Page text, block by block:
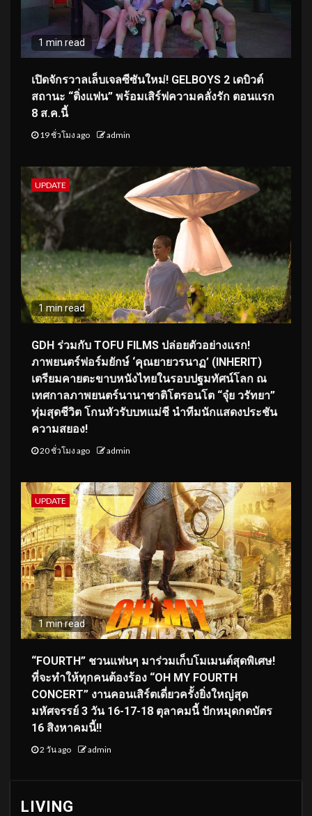
1 min read
เปิดจักรวาลเล็บเจลซีซันใหม่! GELBOYS 2 เดบิวต์
สถานะ “ติ่งแฟน” พร้อมเสิร์ฟความคลั่งรัก ตอนแรก
8 ส.ค.นี้
19 ชั่วโมง ago admin
UPDATE
1 min read
GDH ร่วมกับ TOFU FILMS ปล่อยตัวอย่างแรก!
ภาพยนตร์ฟอร์มยักษ์ ‘คุณยายวรนาฏ’ (INHERIT)
เตรียมคายตะขาบหนังไทยในรอบปฐมทัศน์โลก ณ
เทศกาลภาพยนตร์นานาชาติโตรอนโต “จุ๋ย วรัทยา”
ทุ่มสุดชีวิต โกนหัวรับบทแม่ชี นำทีมนักแสดงประชัน
ความสยอง!
20 ชั่วโมง ago admin
UPDATE
1 min read
“FOURTH” ชวนแฟนๆ มาร่วมเก็บโมเมนต์สุดพิเศษ!
ที่จะทำให้ทุกคนต้องร้อง “OH MY FOURTH
CONCERT” งานคอนเสิร์ตเดี่ยวครั้งยิ่งใหญ่สุด
มหัศจรรย์ 3 วัน 16-17-18 ตุลาคมนี้ ปักหมุดกดบัตร
16 สิงหาคมนี้!!
2 วัน ago admin
LIVING